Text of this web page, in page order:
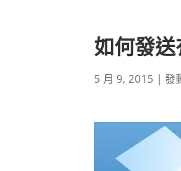
如何發
5 月 9, 2015 |發